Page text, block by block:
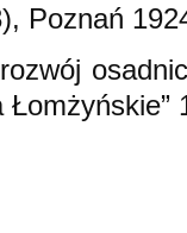
Poznań